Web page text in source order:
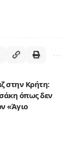
στην Κρήτη:
όπως δεν
«Άγιο